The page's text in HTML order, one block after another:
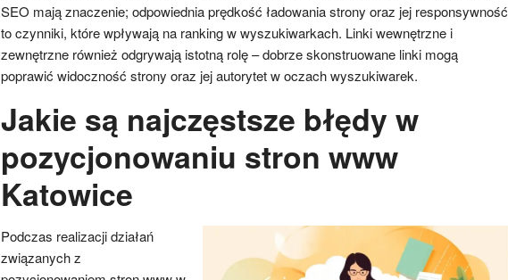
SEO mają znaczenie; odpowiednia prędkość ładowania strony oraz jej responsywność
to czynniki, które wpływają na ranking w wyszukiwarkach. Linki wewnętrzne i
zewnętrzne również odgrywają istotną rolę – dobrze skonstruowane linki mogą
poprawić widoczność strony oraz jej autorytet w oczach wyszukiwarek.
Jakie są najczęstsze błędy w
pozycjonowaniu stron www
Katowice
Podczas realizacji działań
związanych z